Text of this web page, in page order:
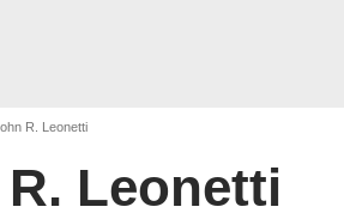
R. Leonetti
Leonetti